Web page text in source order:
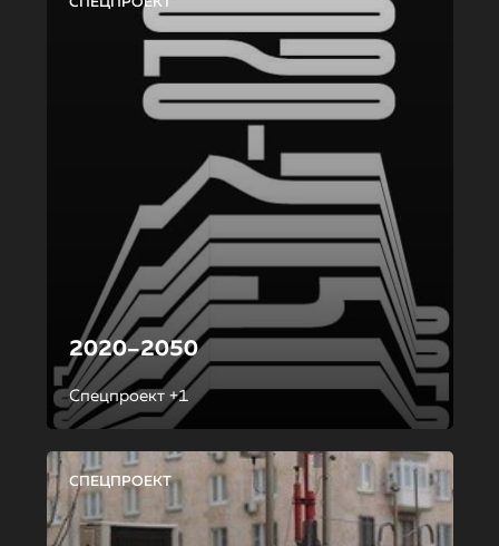
2020–2050
Спецпроект +1
СПЕЦПРОЕКТ